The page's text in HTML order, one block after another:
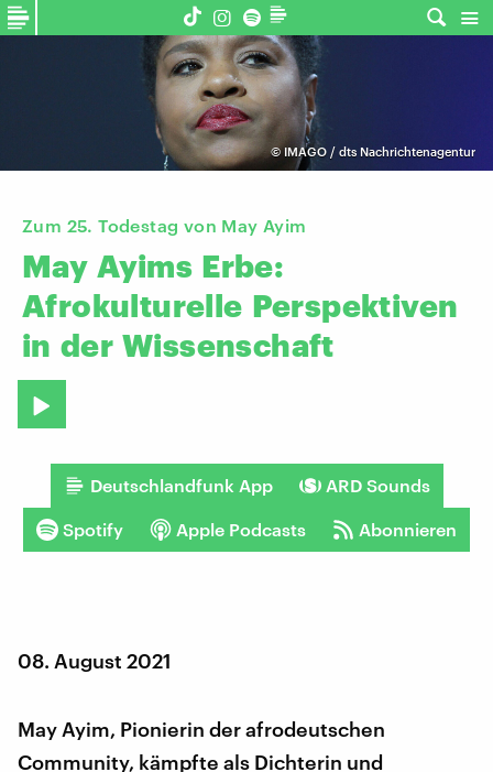
©IMAGO / dts Nachrichtenagentur
Zum 25. Todestag von May Ayim
May Ayims Erbe:
Afrokulturelle Perspektiven
in der Wissenschaft
Deutschlandfunk App ARD Sounds
Spotify Apple Podcasts Abonnieren
08. August 2021
May Ayim, Pionierin der afrodeutschen
Community, kämpfte als Dichterin und